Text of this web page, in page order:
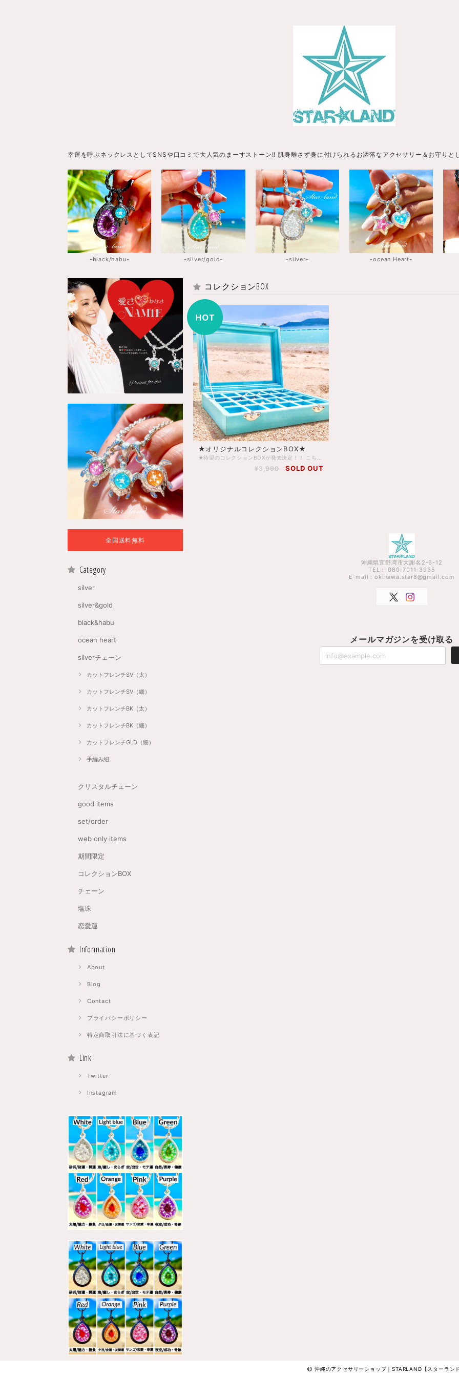
幸運を呼ぶネックレスとしてSNSや口コミで大人気のまーすストーン!! 肌身離さず身に付けられるお洒落なアクセサリー＆お守り
-black/habu- -silver/gold- -silver- -ocean Heart-
全国送料無料
Category
silver
silver&gold
black&habu
ocean heart
silverチェーン
カットフレンチSV（太）
カットフレンチSV（細）
カットフレンチBK（太）
カットフレンチBK（細）
カットフレンチGLD（細）
手編み紐
クリスタルチェーン
good items
set/order
web only items
期間限定
コレクションBOX
チェーン
塩珠
恋愛運
Information
About
Blog
Contact
プライバシーポリシー
特定商取引法に基づく表記
Link
Twitter
Instagram
コレクションBOX
★オリジナルコレクションBOX★
¥3,990 SOLD OUT
沖縄県宜野湾市大謝名2-6-12
TEL： 080-7011-3935
E-mail：okinawa.star8@gmail.com
メールマガジンを受け取る
沖縄のアクセサリーショップ｜STARLAND【スターラン